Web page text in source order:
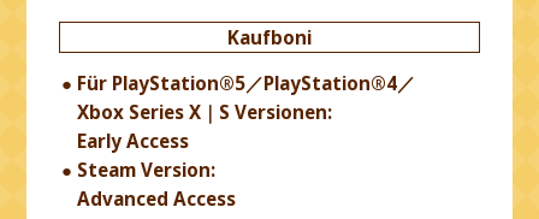
Kaufboni
Für PlayStation®5／PlayStation®4／
Xbox Series X｜S Versionen:
Early Access
Steam Version:
Advanced Access